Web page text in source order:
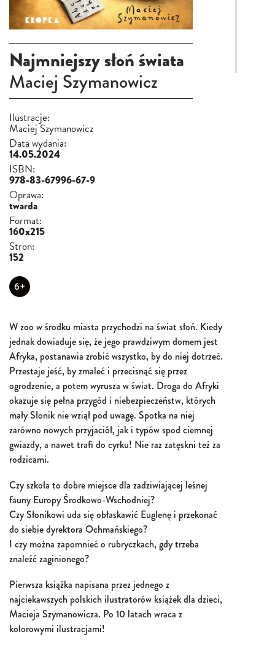
Najmniejszy słoń świata
Maciej Szymanowicz
Ilustracje:
Maciej Szymanowicz
Data wydania:
14.05.2024
ISBN:
978-83-67996-67-9
Oprawa:
twarda
Format:
160x215
Stron:
152
6+
W zoo w środku miasta przychodzi na świat słoń. Kiedy
jednak dowiaduje się, że jego prawdziwym domem jest
Afryka, postanawia zrobić wszystko, by do niej dotrzeć.
Przestaje jeść, by zmaleć i przecisnąć się przez
ogrodzenie, a potem wyrusza w świat. Droga do Afryki
okazuje się pełna przygód i niebezpieczeństw, których
mały Słonik nie wziął pod uwagę. Spotka na niej
zarówno nowych przyjaciół, jak i typów spod ciemnej
gwiazdy, a nawet trafi do cyrku! Nie raz zatęskni też za
rodzicami.
Czy szkoła to dobre miejsce dla zadziwiającej leśnej
fauny Europy Środkowo-Wschodniej?
Czy Słonikowi uda się obłaskawić Euglenę i przekonać
do siebie dyrektora Ochmańskiego?
I czy można zapomnieć o rubryczkach, gdy trzeba
znaleźć zaginionego?
Pierwsza książka napisana przez jednego z
najciekawszych polskich ilustratorów książek dla dzieci,
Macieja Szymanowicza. Po 10 latach wraca z
kolorowymi ilustracjami!